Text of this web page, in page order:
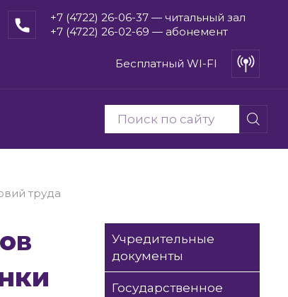
+7 (4722) 26-06-37 — читальный зал
+7 (4722) 26-02-69 — абонемент
Бесплатный WI-FI
труда
Учредительные
документы
Государственное